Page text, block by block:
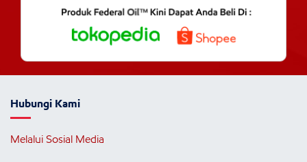
Hubungi Kami
Melalui Sosial Media